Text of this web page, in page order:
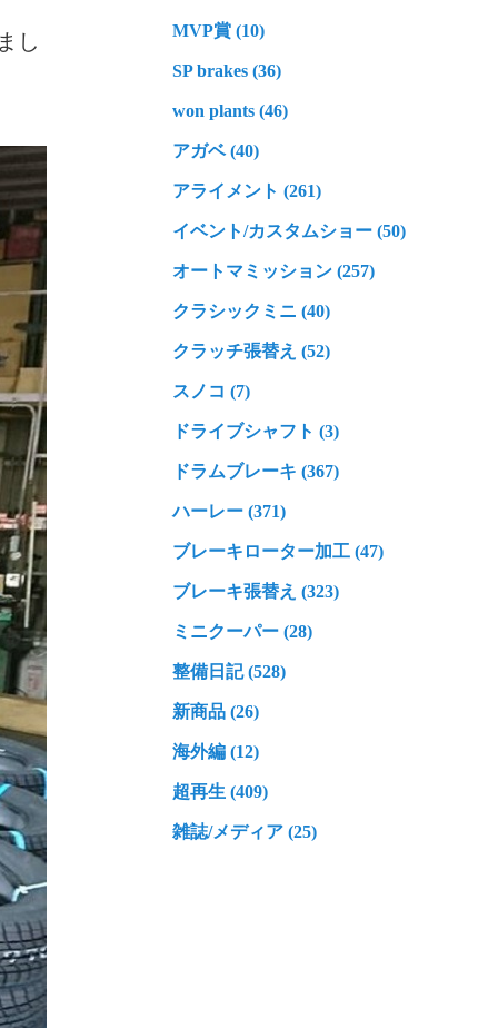
し MVP賞 (10)
SP brakes (36)
won plants (46)
アガベ (40)
アライメント (261)
イベント/カスタムショー (50)
オートマミッション (257)
クラシックミニ (40)
クラッチ張替え (52)
スノコ (7)
ドライブシャフト (3)
ドラムブレーキ (367)
ハーレー (371)
ブレーキローター加工 (47)
ブレーキ張替え (323)
ミニクーパー (28)
整備日記 (528)
新商品 (26)
海外編 (12)
超再生 (409)
雑誌/メディア (25)